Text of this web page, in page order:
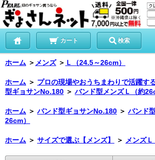
カート 検索
ホーム ＞ メンズ ＞ Ｌ（24.5～26cm）
ホーム ＞ プロの現場やおうちまわりで活躍す
型ギョサンNo.180 ＞ バンド型メンズＬ（約
ホーム ＞ バンド型ギョサンNo.180 ＞ バンド
26cm）
ホーム ＞ サイズで選ぶ【メンズ】 ＞ メンズ